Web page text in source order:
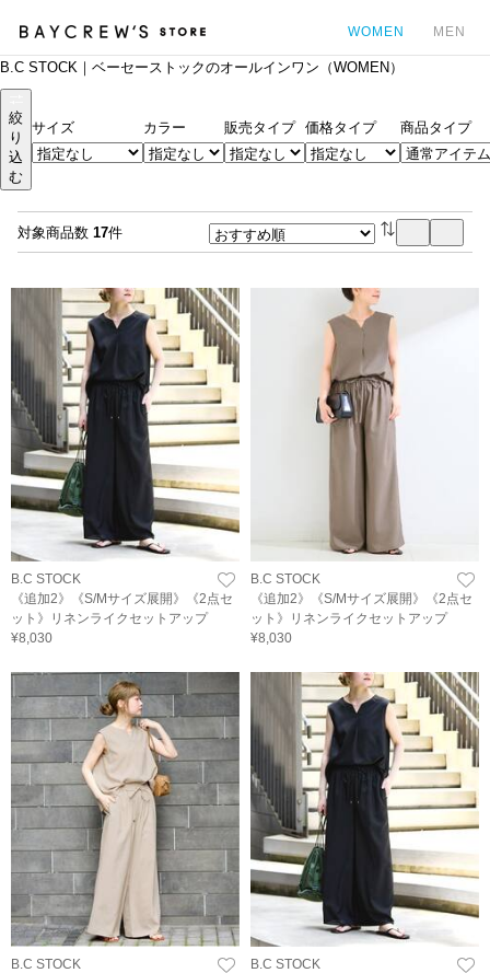
WOMEN MEN
B.C STOCK｜ベーセーストックのオールインワン（WOMEN）
絞
り
込
む
サイズ カラー 販売タイプ 価格タイプ 商品タイプ
対象商品数 17件
B.C STOCK
《追加2》《S/Mサイズ展開》《2点セ
ット》リネンライクセットアップ
¥8,030
B.C STOCK
《追加2》《S/Mサイズ展開》《2点セ
ット》リネンライクセットアップ
¥8,030
B.C STOCK
B.C STOCK